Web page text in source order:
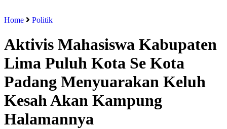
Home Politik
Aktivis Mahasiswa Kabupaten
Lima Puluh Kota Se Kota
Padang Menyuarakan Keluh
Kesah Akan Kampung
Halamannya